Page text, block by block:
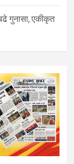
गुनासा, एकीकृत